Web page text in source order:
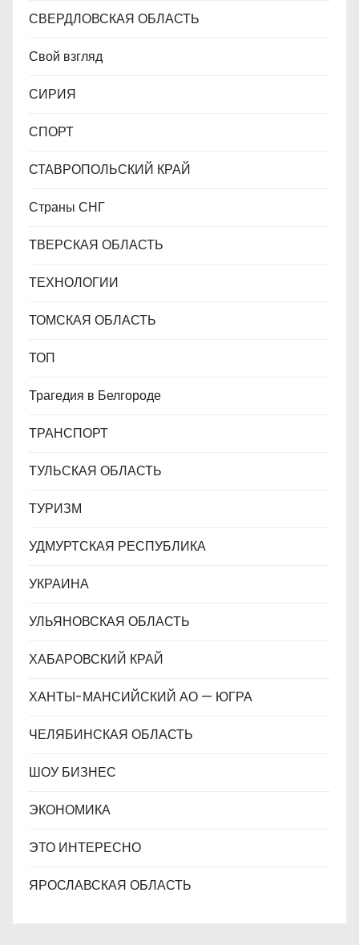
СВЕРДЛОВСКАЯ ОБЛАСТЬ
Свой взгляд
СИРИЯ
СПОРТ
СТАВРОПОЛЬСКИЙ КРАЙ
Страны СНГ
ТВЕРСКАЯ ОБЛАСТЬ
ТЕХНОЛОГИИ
ТОМСКАЯ ОБЛАСТЬ
ТОП
Трагедия в Белгороде
ТРАНСПОРТ
ТУЛЬСКАЯ ОБЛАСТЬ
ТУРИЗМ
УДМУРТСКАЯ РЕСПУБЛИКА
УКРАИНА
УЛЬЯНОВСКАЯ ОБЛАСТЬ
ХАБАРОВСКИЙ КРАЙ
ХАНТЫ-МАНСИЙСКИЙ АО — ЮГРА
ЧЕЛЯБИНСКАЯ ОБЛАСТЬ
ШОУ БИЗНЕС
ЭКОНОМИКА
ЭТО ИНТЕРЕСНО
ЯРОСЛАВСКАЯ ОБЛАСТЬ